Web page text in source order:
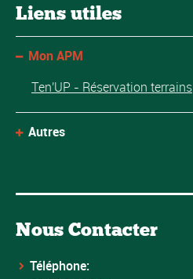
Liens utiles
Mon APM
Ten'UP - Réservation terrains
Autres
Nous Contacter
Téléphone: